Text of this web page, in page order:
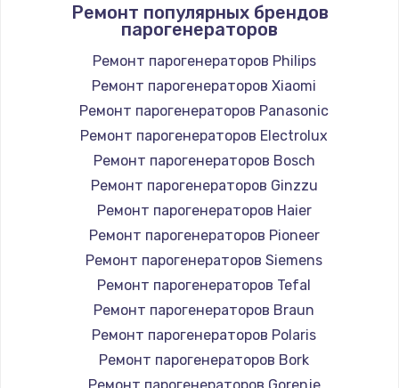
1400 руб.
Заказать
Замена / ремонт электронного модуля
Заказать
Заказать
Замена платы сенсора
Заказать
Ремонт популярных брендов
парогенераторов
Ремонт парогенераторов Philips
Ремонт парогенераторов Xiaomi
Ремонт парогенераторов Panasonic
Ремонт парогенераторов Electrolux
Ремонт парогенераторов Bosch
Ремонт парогенераторов Ginzzu
Ремонт парогенераторов Haier
Ремонт парогенераторов Pioneer
Ремонт парогенераторов Siemens
Ремонт парогенераторов Tefal
Ремонт парогенераторов Braun
Ремонт парогенераторов Polaris
Ремонт парогенераторов Bork
Ремонт парогенераторов Gorenje